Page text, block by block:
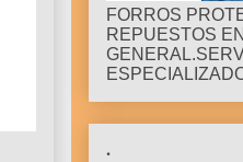
FORROS
REPUESTOS EN
.